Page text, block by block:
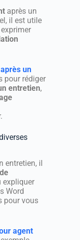
après un
il est utile
un
pour rédiger
entretien,
entretien, il
expliquer
Word
pour vous
agent